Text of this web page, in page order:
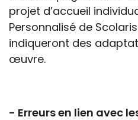
projet d’accueil
Personnalisé de
indiqueront des
œuvre.
- Erreurs en lien avec